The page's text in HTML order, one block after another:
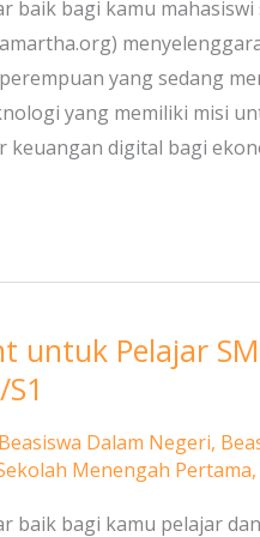
baik bagi kamu
yang sedang
yang memiliki misi
digital bagi
untuk Pelajar
Beasiswa Dalam Negeri,
Menengah Pertama,
baik bagi kamu pelajar